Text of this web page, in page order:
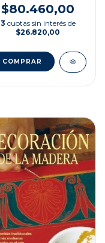
$80.460,00
3 cuotas sin interés de
$26.820,00